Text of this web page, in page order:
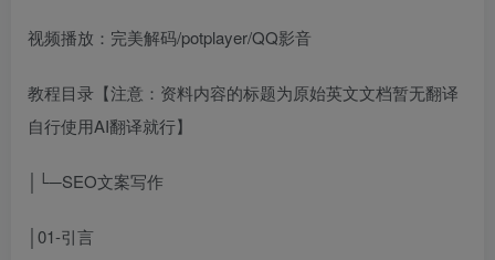
视频播放：完美解码/potplayer/QQ影音
教程目录【注意：资料内容的标题为原始英文文档暂无翻译
自行使用AI翻译就行】
│└─SEO文案写作
│01-引言